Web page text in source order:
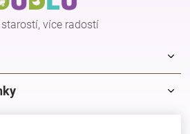
více radostí